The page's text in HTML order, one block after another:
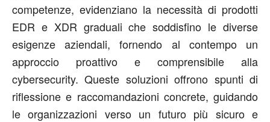
competenze, evidenziano la necessità di prodotti
EDR e XDR graduali che soddisfino le diverse
esigenze aziendali, fornendo al contempo un
approccio proattivo e comprensibile alla
cybersecurity. Queste soluzioni offrono spunti di
riflessione e raccomandazioni concrete, guidando
le organizzazioni verso un futuro più sicuro e